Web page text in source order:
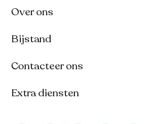
Over ons
Bijstand
Contacteer ons
Extra diensten